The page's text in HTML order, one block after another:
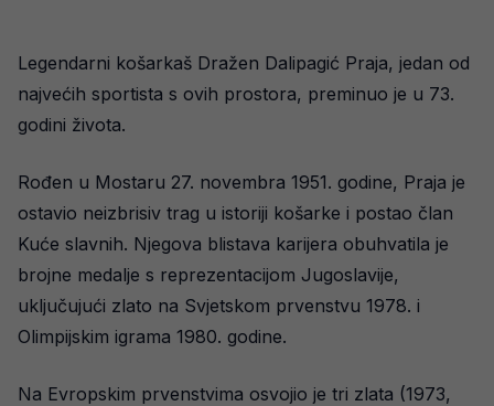
Legendarni košarkaš Dražen Dalipagić Praja, jedan od
najvećih sportista s ovih prostora, preminuo je u 73.
godini života.
Rođen u Mostaru 27. novembra 1951. godine, Praja je
ostavio neizbrisiv trag u istoriji košarke i postao član
Kuće slavnih. Njegova blistava karijera obuhvatila je
brojne medalje s reprezentacijom Jugoslavije,
uključujući zlato na Svjetskom prvenstvu 1978. i
Olimpijskim igrama 1980. godine.
Na Evropskim prvenstvima osvojio je tri zlata (1973,